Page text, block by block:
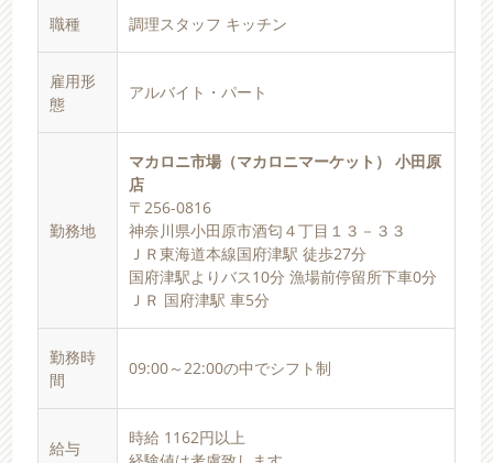
職種 調理スタッフ キッチン
雇用形
態
アルバイト・パート
勤務地
マカロニ市場（マカロニマーケット） 小田原
店
〒256-0816
神奈川県小田原市酒匂４丁目１３－３３
ＪＲ東海道本線国府津駅 徒歩27分
国府津駅よりバス10分 漁場前停留所下車0分
ＪＲ 国府津駅 車5分
勤務時
間
09:00～22:00の中でシフト制
給与
時給 1162円以上